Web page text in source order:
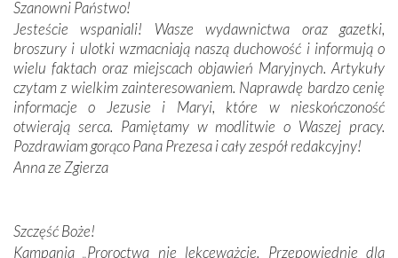
Podążyliśmy też śladami fatimskich wizjonerów – Łucji
dos Santos oraz świętych Hiacynty i Franciszka Marto.
Modliliśmy się przy ich grobach. Odprawiliśmy Drogę
Krzyżową w ich rodzinnych stronach, odwiedziliśmy
domy, w których żyli.
W miejscu objawień Matki Bożej zapaliliśmy świece
przywiezione wraz z intencjami powierzonymi nam przez
spotykaliśmy się z serdeczną otwartością
Portugalczyków. Podziwialiśmy ich ludową sztukę i
Szanowni Państwo!
Jesteście wspaniali! Wasze wydawnictwa oraz gazetki,
broszury i ulotki wzmacniają naszą duchowość i informują o
wielu faktach oraz miejscach objawień Maryjnych. Artykuły
czytam z wielkim zainteresowaniem. Naprawdę bardzo cenię
informacje o Jezusie i Maryi, które w nieskończoność
otwierają serca. Pamiętamy w modlitwie o Waszej pracy.
Pozdrawiam gorąco Pana Prezesa i cały zespół redakcyjny!
Anna ze Zgierza
Szczęść Boże!
Kampania „Proroctwa nie lekceważcie. Przepowiednie dla